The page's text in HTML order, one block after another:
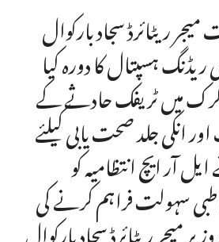
ریٹائرڈ سجاد بارکوال
ہسپتال کا دورہ کیا
میں ٹریفک حادثے کے
انکی جلد صحت یابی کیلئے
آر ایچ انتظامیہ کو
سہولت فراہم کرنے کی
میجر ریٹائرڈ سجاد بارکوال